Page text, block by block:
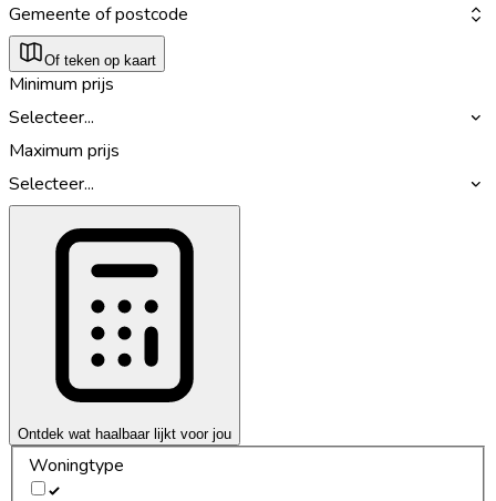
Gemeente of postcode
Of teken op kaart
Minimum prijs
Selecteer...
Maximum prijs
Selecteer...
Ontdek wat haalbaar lijkt voor jou
Woningtype